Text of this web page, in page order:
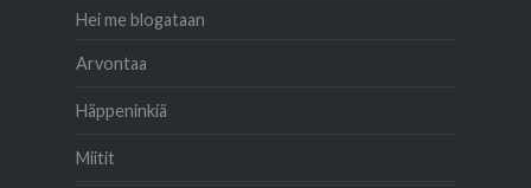
Hei me blogataan
Arvontaa
Häppeninkiä
Miitit